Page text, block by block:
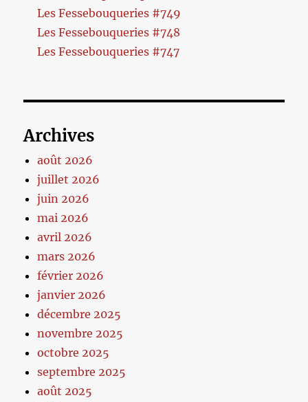
Les Fessebouqueries #749
Les Fessebouqueries #748
Les Fessebouqueries #747
Archives
août 2026
juillet 2026
juin 2026
mai 2026
avril 2026
mars 2026
février 2026
janvier 2026
décembre 2025
novembre 2025
octobre 2025
septembre 2025
août 2025